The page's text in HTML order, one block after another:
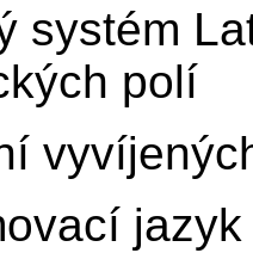
systém
polí